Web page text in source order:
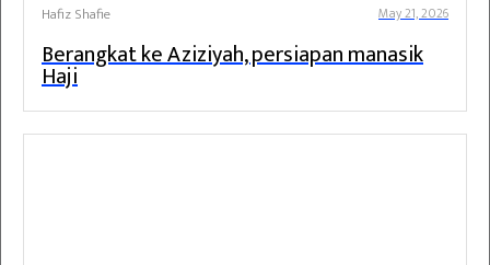
Hafiz Shafie May 21, 2026
Berangkat ke Aziziyah, persiapan manasik
Haji